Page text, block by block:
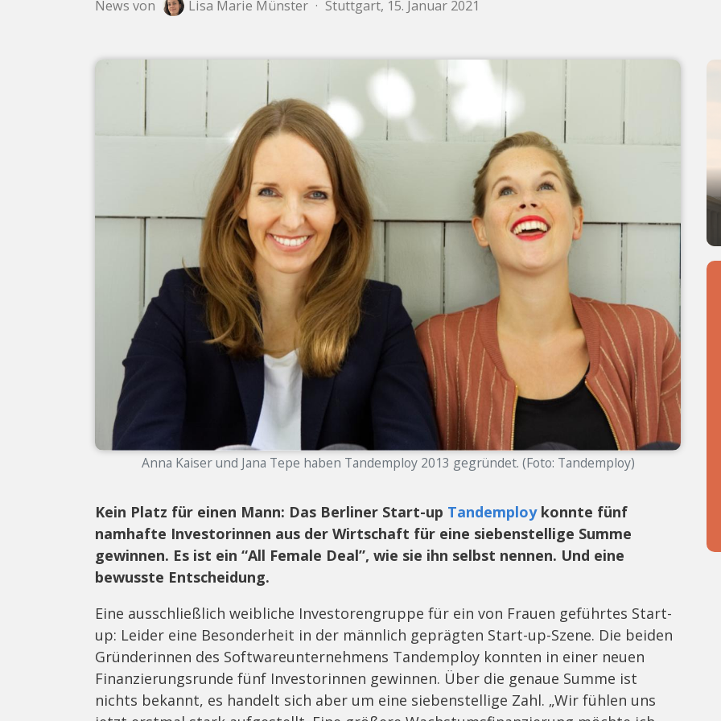
News von Lisa Marie Münster · Stuttgart, 15. Januar 2021
Anna Kaiser und Jana Tepe haben Tandemploy 2013 gegründet. (Foto: Tandemploy)
Kein Platz für einen Mann: Das Berliner Start-up Tandemploykonnte fünf
namhafte Investorinnen aus der Wirtschaft für eine siebenstellige Summe
gewinnen. Es ist ein “All Female Deal”, wie sie ihn selbst nennen. Und eine
bewusste Entscheidung.
Eine ausschließlich weibliche Investorengruppe für ein von Frauen geführtes Start-
up: Leider eine Besonderheit in der männlich geprägten Start-up-Szene. Die beiden
Gründerinnen des Softwareunternehmens Tandemploy konnten in einer neuen
Finanzierungsrunde fünf Investorinnen gewinnen. Über die genaue Summe ist
nichts bekannt, es handelt sich aber um eine siebenstellige Zahl. „Wir fühlen uns